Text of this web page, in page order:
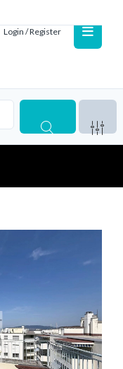
Login / Register